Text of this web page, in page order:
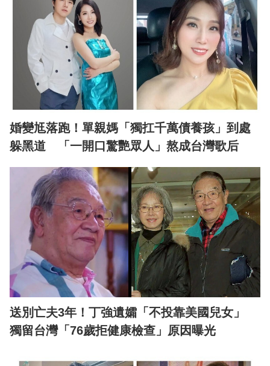
婚變尪落跑！單親媽「獨扛千萬債養孩」到處
躲黑道 「一開口驚艷眾人」熬成台灣歌后
送別亡夫3年！丁強遺孀「不投靠美國兒女」
獨留台灣「76歲拒健康檢查」原因曝光